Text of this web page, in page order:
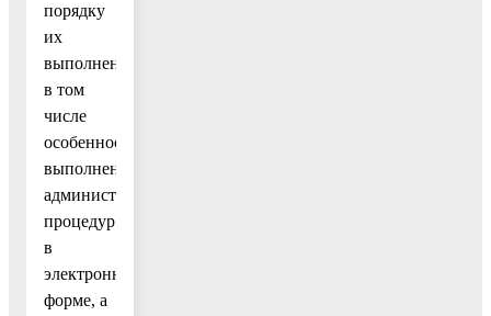
порядку
их
выполнения,
в том
числе
особенности
выполнения
административных
процедур
в
электронной
форме, а